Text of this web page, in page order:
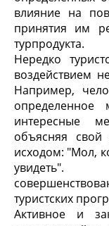
влияние на
принятия им
турпродукта.
Нередко
воздействием
Например,
определенное
интересные
объясняя свой
исходом: "Мол,
увидеть".
туристских
Активное и